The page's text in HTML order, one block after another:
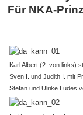
Für NKA-
Karl Albert (2. von links)
Sven I. und Judith I. mit
Stefan und Ulrike Ludes